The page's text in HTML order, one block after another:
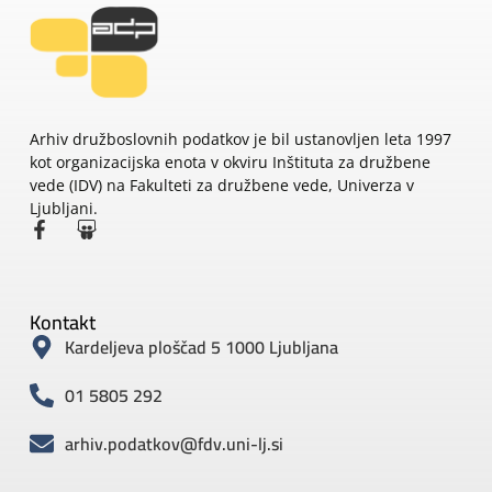
Arhiv družboslovnih podatkov je bil ustanovljen leta 1997
kot organizacijska enota v okviru Inštituta za družbene
vede (IDV) na Fakulteti za družbene vede, Univerza v
Ljubljani.
Kontakt
Kardeljeva ploščad 5 1000 Ljubljana
01 5805 292
arhiv.podatkov@fdv.uni-lj.si